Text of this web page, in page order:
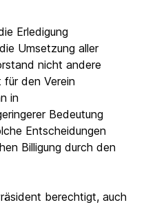
Erledigung
Umsetzung aller
nicht andere
den Verein
in
Bedeutung
Entscheidungen
Billigung durch den
berechtigt, auch